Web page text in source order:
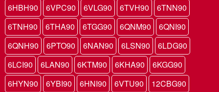
6HBH90
6VPC90 6VLG90 6TVH90
6TNN90
6TNH90
6THA90 6TGG90 6QNM90
6QNI90
6QNH90
6PTO90 6NAN90 6LSN90
6LDG90
6LCI90
6LAN90 6KTM90 6KHA90
6KGG90
6HYN90
6YBI90 6HNI90 6VTU90
12CBG90